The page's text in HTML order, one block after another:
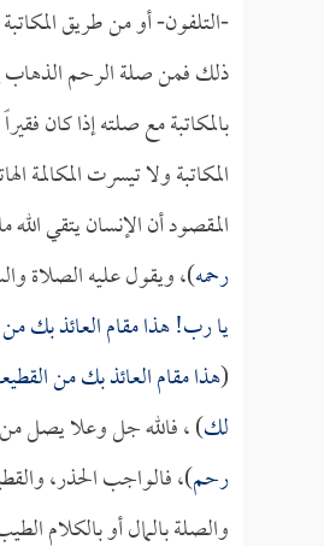
-التلفون- أو من طريق
ذلك فمن صلة الرحم الذهاب
بالمكاتبة مع صلته إذا كان
المكاتبة ولا تيسرت
المقصود أن الإنسان يتقي
رحمه)، ويقول عليه الصلاة
يا رب! هذا مقام العائذ بك
(هذا مقام العائذ بك من
لك) ، فالله جل وعلا يصل
رحم)، فالواجب الحذر،
والصلة بالمال أو بالكلام